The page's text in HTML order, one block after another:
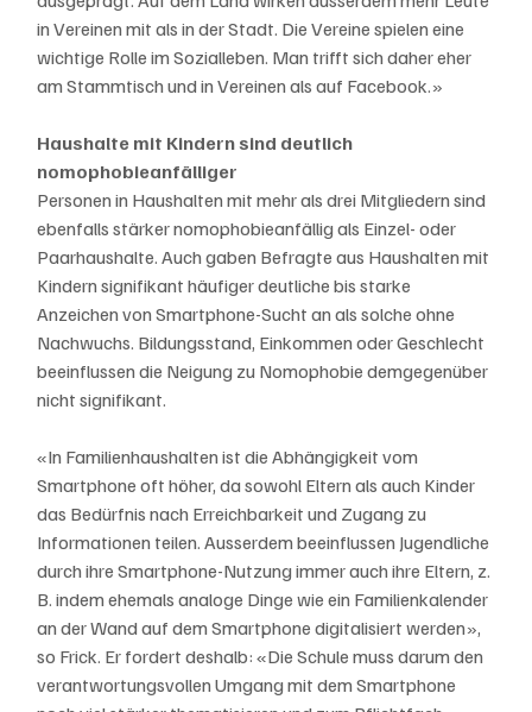
in Vereinen mit als in der Stadt. Die Vereine spielen eine
wichtige Rolle im Sozialleben. Man trifft sich daher eher
am Stammtisch und in Vereinen als auf Facebook.»
Haushalte mit Kindern sind deutlich
nomophobieanfälliger
Personen in Haushalten mit mehr als drei Mitgliedern sind
ebenfalls stärker nomophobieanfällig als Einzel- oder
Paarhaushalte. Auch gaben Befragte aus Haushalten mit
Kindern signifikant häufiger deutliche bis starke
Anzeichen von Smartphone-Sucht an als solche ohne
Nachwuchs. Bildungsstand, Einkommen oder Geschlecht
beeinflussen die Neigung zu Nomophobie demgegenüber
nicht signifikant.
«In Familienhaushalten ist die Abhängigkeit vom
Smartphone oft höher, da sowohl Eltern als auch Kinder
das Bedürfnis nach Erreichbarkeit und Zugang zu
Informationen teilen. Ausserdem beeinflussen Jugendliche
durch ihre Smartphone-Nutzung immer auch ihre Eltern, z.
B. indem ehemals analoge Dinge wie ein Familienkalender
an der Wand auf dem Smartphone digitalisiert werden»,
so Frick. Er fordert deshalb: «Die Schule muss darum den
verantwortungsvollen Umgang mit dem Smartphone